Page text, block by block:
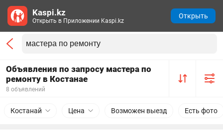
Объявления по запросу мастера по
ремонту в Костанае
8 объявлений
Костанай Цена Возможен выезд Есть фото
Kaspi.kz
Открыть в Приложении Kaspi.kz
Открыть